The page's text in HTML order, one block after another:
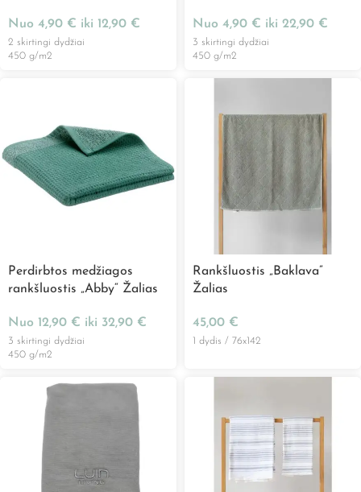
Nuo 4,90 € iki 12,90 €
2 skirtingi dydžiai
450 g/m2
Nuo 4,90 € iki 22,90 €
3 skirtingi dydžiai
450 g/m2
Perdirbtos medžiagos
rankšluostis „Abby“ Žalias
Nuo 12,90 € iki 32,90 €
3 skirtingi dydžiai
450 g/m2
Rankšluostis „Baklava”
Žalias
45,00 €
1 dydis / 76x142